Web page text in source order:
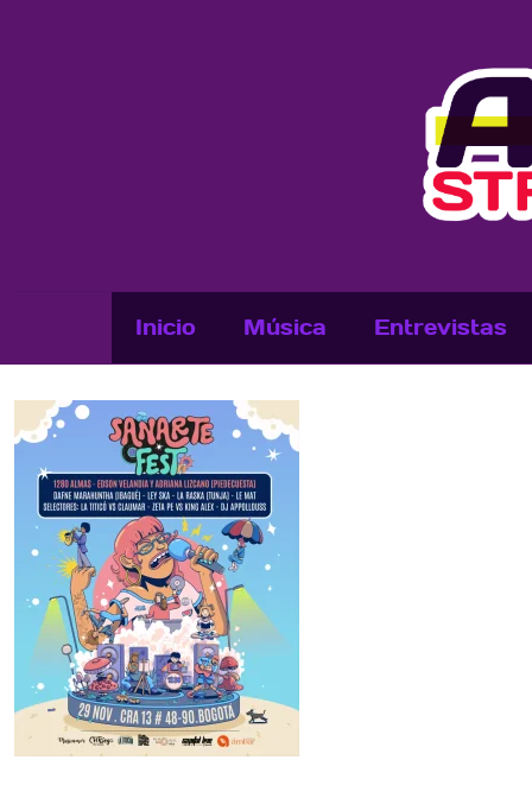
Inicio Música Entrevistas